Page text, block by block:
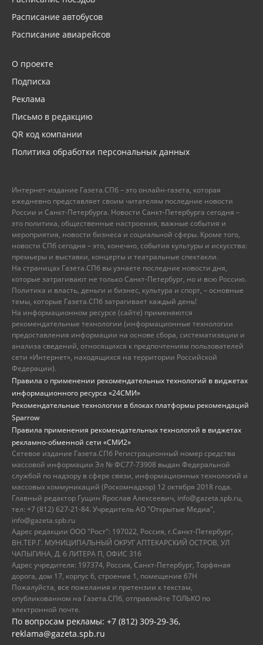
Расписание автобусов
Расписание авиарейсов
О проекте
Подписка
Реклама
Письмо в редакцию
QR код компании
Политика обработки персональных данных
Интернет-издание Газета.СПб – это онлайн-газета, которая
ежедневно представляет своим читателям последние новости
России и Санкт-Петербурга. Новости Санкт-Петербурга сегодня –
это политика, общественные настроения, важные события и
мероприятия, новости бизнеса и социальной сферы. Кроме того,
новости СПб сегодня – это, конечно, события культуры и искусства:
премьеры и выставки, концерты и театральные спектакли.
На страницах Газета.СПб вы узнаете последние новости дня,
которые затрагивают не только Санкт-Петербург, но и всю Россию.
Политика и власть, деньги и бизнес, культура и спорт, – основные
темы, которые Газета.СПб затрагивает каждый день!
На информационном ресурсе (сайте) применяются
рекомендательные технологии (информационные технологии
предоставления информации на основе сбора, систематизации и
анализа сведений, относящихся к предпочтениям пользователей
сети «Интернет», находящихся на территории Российской
Федерации).
Правила о применении рекомендательных технологий в виджетах
информационного ресурса «24СМИ»
Рекомендательные технологии в блоках платформы рекомендаций
Sparrow
Правила применения рекомендательных технологий в виджетах
рекламно-обменной сети «СМИ2»
Сетевое издание Газета.СПб Регистрационный номер средства
массовой информации Эл № ФС77-73908 выдан Федеральной
службой по надзору в сфере связи, информационных технологий и
массовых коммуникаций (Роскомнадзор) 12 октября 2018 года.
Главный редактор Гущин Ярослав Алексеевич, info@gazeta.spb.ru,
тел: +7 (812) 627-21-84. Учредитель АО "Открытые Медиа",
info@gazeta.spb.ru
Адрес редакции ООО "Рост": 197022, Россия, г.Санкт-Петербург,
ВН.ТЕР.Г. МУНИЦИПАЛЬНЫЙ ОКРУГ АПТЕКАРСКИЙ ОСТРОВ, УЛ
ЧАПЫГИНА, Д. 6 ЛИТЕРА П, ОФИС 316
Адрес учредителя: 197374, Россия, Санкт-Петербург, Торфяная
дорога, дом 17, корпус 6, строение 1, помещение 67Н
Пожалуйста, все пожелания и претензии к текстам,
опубликованном на Газета.СПб, отправляйте ТОЛЬКО по
электронной почте.
По вопросам рекламы: +7 (812) 309-29-36,
reklama@gazeta.spb.ru